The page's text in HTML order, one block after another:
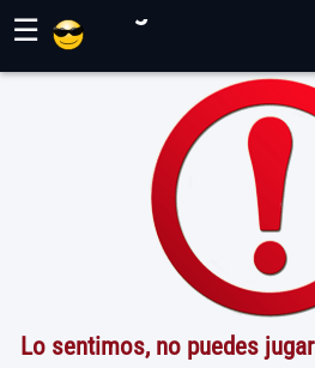
☰
Lo sentimos, no puedes